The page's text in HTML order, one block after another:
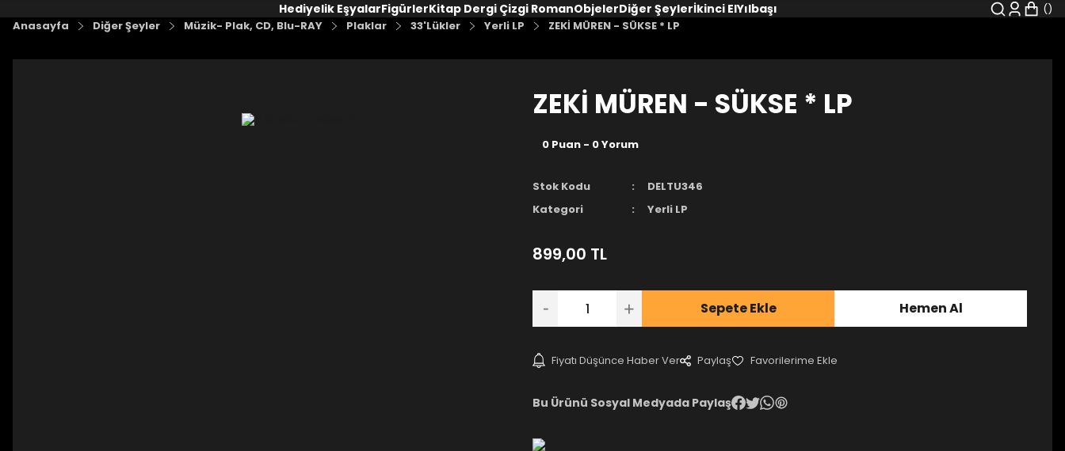
Hediyelik EşyalarFigürlerKitap Dergi Çizgi RomanObjelerDiğer Şeylerİkinci ElYılbaşı
Anasayfa Diğer Şeyler Müzik- Plak, CD, Blu-RAY Plaklar 33'Lükler Yerli LP ZEKİ MÜREN - SÜKSE * LP
ZEKİ MÜREN - SÜKSE * LP
0 Puan - 0 Yorum
Stok Kodu
DELTU346
Kategori
Yerli LP
899,00 TL
Sepete Ekle Hemen Al
Fiyatı Düşünce Haber Ver Paylaş
Bu Ürünü Sosyal Medyada Paylaş